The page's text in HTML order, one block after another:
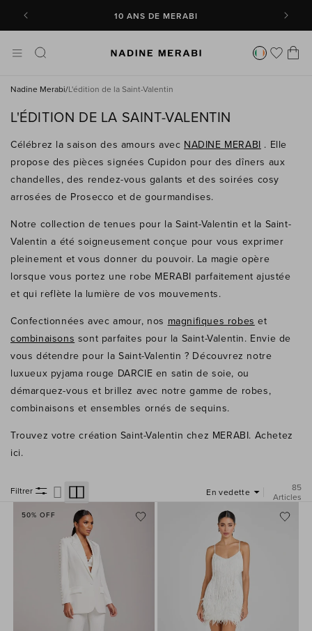
10 ANS DE MERABI
Nadine Merabi/L'édition de la Saint-Valentin
C
L
L
E
C
T
I
O
N
:
L'ÉDITION DE LA SAINT-VALENTIN
Célébrez la saison des amours avec NADINE MERABI . Elle
propose des pièces signées Cupidon pour des dîners aux
chandelles, des rendez-vous galants et des soirées cosy
arrosées de Prosecco et de gourmandises.
Notre collection de tenues pour la Saint-Valentin et la Saint-
Valentin a été soigneusement conçue pour vous exprimer
pleinement et vous donner du pouvoir. La magie opère
lorsque vous portez une robe MERABI parfaitement ajustée
et qui reflète la lumière de vos mouvements.
Confectionnées avec amour, nos magnifiques robes et
combinaisons sont parfaites pour la Saint-Valentin. Envie de
vous détendre pour la Saint-Valentin ? Découvrez notre
luxueux pyjama rouge DARCIE en satin de soie, ou
démarquez-vous et brillez avec notre gamme de robes,
combinaisons et ensembles ornés de sequins.
Trouvez votre création Saint-Valentin chez MERABI. Achetez
ici.
Filtrer 85
Articles
50% OFF